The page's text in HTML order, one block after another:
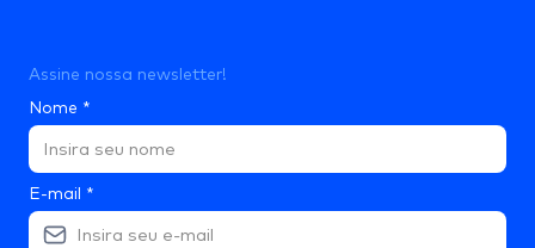
Assine nossa newsletter!
Nome *
E-mail *